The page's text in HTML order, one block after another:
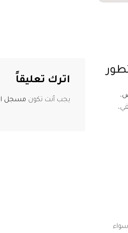
،
سواء
اترك تعليقاً
يجب أنت تكون مسجل